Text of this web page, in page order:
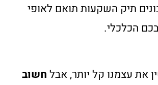
תיק השקעות תואם לאופי
הכלכלי.
את עצמנו קל יותר, אבלחשוב